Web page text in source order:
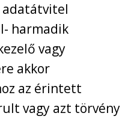
adatátvitel
harmadik
vagy
akkor
az érintett
vagy azt törvény